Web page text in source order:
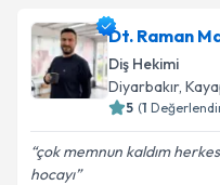
Dt. Raman
Diş Hekimi
Diyarbakır,
5 (1
çok memnun kaldım
hocayı